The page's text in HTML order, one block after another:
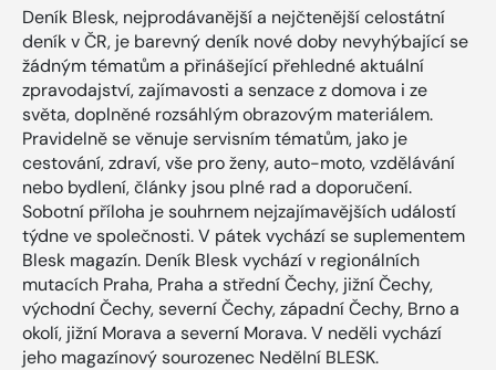
Deník Blesk, nejprodávanější a nejčtenější celostátní
deník v ČR, je barevný deník nové doby nevyhýbající se
žádným tématům a přinášející přehledné aktuální
zpravodajství, zajímavosti a senzace z domova i ze
světa, doplněné rozsáhlým obrazovým materiálem.
Pravidelně se věnuje servisním tématům, jako je
cestování, zdraví, vše pro ženy, auto-moto, vzdělávání
nebo bydlení, články jsou plné rad a doporučení.
Sobotní příloha je souhrnem nejzajímavějších událostí
týdne ve společnosti. V pátek vychází se suplementem
Blesk magazín. Deník Blesk vychází v regionálních
mutacích Praha, Praha a střední Čechy, jižní Čechy,
východní Čechy, severní Čechy, západní Čechy, Brno a
okolí, jižní Morava a severní Morava. V neděli vychází
jeho magazínový sourozenec Nedělní BLESK.